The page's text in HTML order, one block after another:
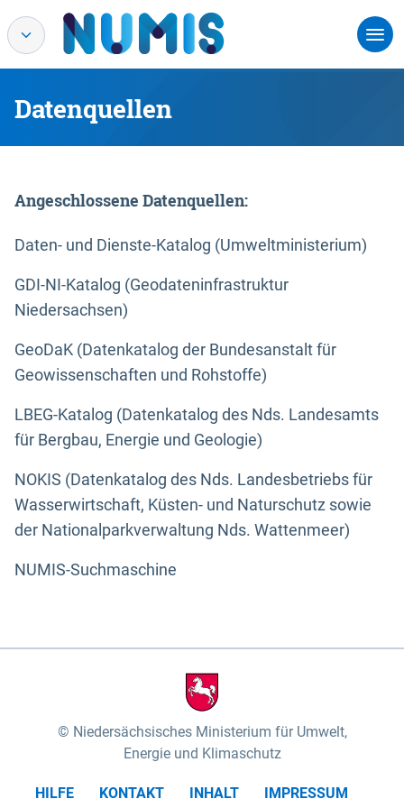
Datenquellen
Angeschlossene Datenquellen:
Daten- und Dienste-Katalog (Umweltministerium)
GDI-NI-Katalog (Geodateninfrastruktur
Niedersachsen)
GeoDaK (Datenkatalog der Bundesanstalt für
Geowissenschaften und Rohstoffe)
LBEG-Katalog (Datenkatalog des Nds. Landesamts
für Bergbau, Energie und Geologie)
NOKIS (Datenkatalog des Nds. Landesbetriebs für
Wasserwirtschaft, Küsten- und Naturschutz sowie
der Nationalparkverwaltung Nds. Wattenmeer)
NUMIS-Suchmaschine
Niedersächsisches Ministerium für Umwelt,
Energie und Klimaschutz
HILFE KONTAKT INHALT
IMPRESSUM